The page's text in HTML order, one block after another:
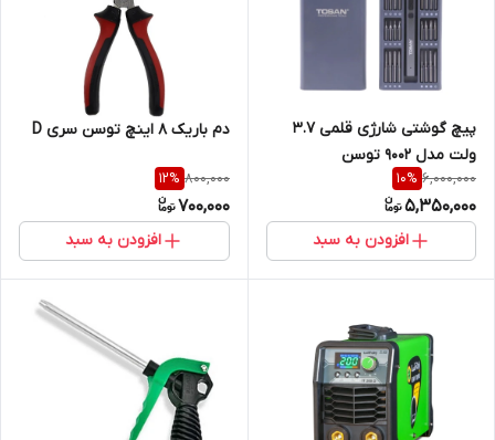
پیچ‌ گوشتی شارژی قلمی 3.7
ولت مدل 9002 توسن
6,000,000
10%
5,350,000
افزودن به سبد
دم باریک 8 اینچ توسن سری D
800,000
12%
700,000
افزودن به سبد